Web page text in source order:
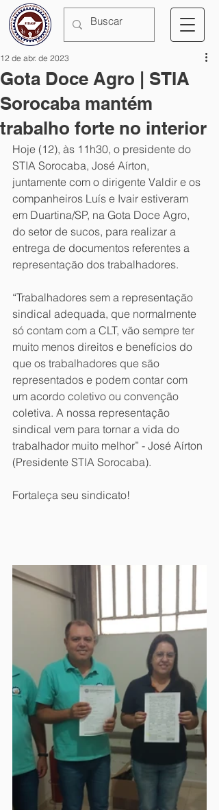
Gota Doce Agro | STIA
Sorocaba mantém
trabalho forte no interior
12 de abr. de 2023
Hoje (12), às 11h30, o presidente do
STIA Sorocaba, José Aírton,
juntamente com o dirigente Valdir e os
companheiros Luís e Ivair estiveram
em Duartina/SP, na Gota Doce Agro,
do setor de sucos, para realizar a
entrega de documentos referentes a
representação dos trabalhadores.
“Trabalhadores sem a representação
sindical adequada, que normalmente
só contam com a CLT, vão sempre ter
muito menos direitos e benefícios do
que os trabalhadores que são
representados e podem contar com
um acordo coletivo ou convenção
coletiva. A nossa representação
sindical vem para tornar a vida do
trabalhador muito melhor” - José Aírton
(Presidente STIA Sorocaba).
Fortaleça seu sindicato!